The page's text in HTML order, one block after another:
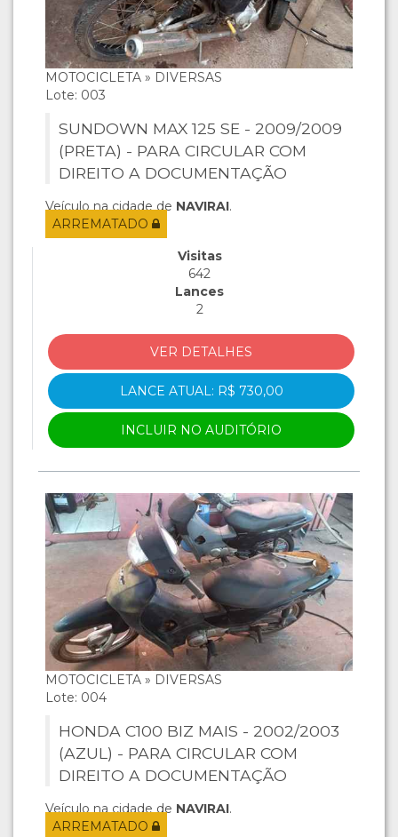
MOTOCICLETA » DIVERSAS
Lote: 003
SUNDOWN MAX 125 SE - 2009/2009
(PRETA) - PARA CIRCULAR COM
DIREITO A DOCUMENTAÇÃO
Veículo na cidade de NAVIRAI.
ARREMATADO
Visitas
642
Lances
2
VER DETALHES
LANCE ATUAL: R$ 730,00
INCLUIR NO AUDITÓRIO
MOTOCICLETA » DIVERSAS
Lote: 004
HONDA C100 BIZ MAIS - 2002/2003
(AZUL) - PARA CIRCULAR COM
DIREITO A DOCUMENTAÇÃO
Veículo na cidade de NAVIRAI.
ARREMATADO